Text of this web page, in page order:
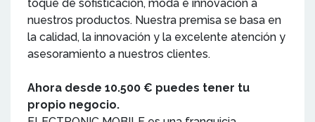
toque de sofisticación, moda e innovación a
nuestros productos. Nuestra premisa se basa en
la calidad, la innovación y la excelente atención y
asesoramiento a nuestros clientes.
Ahora desde 10.500 € puedes tener tu
propio negocio.